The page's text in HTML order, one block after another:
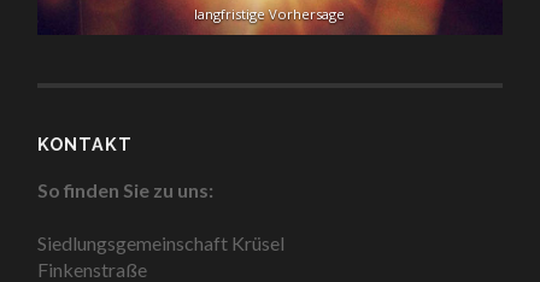
langfristige Vorhersage
KONTAKT
So finden Sie zu uns:
Siedlungsgemeinschaft Krüsel
Finkenstraße